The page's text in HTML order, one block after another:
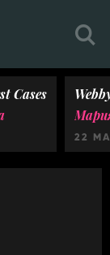
Cases
22